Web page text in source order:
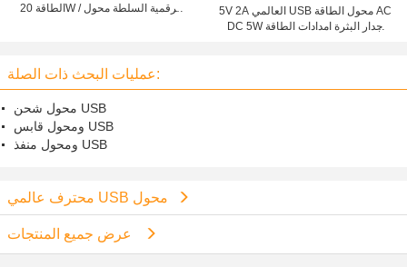
الطاقة 20W / الرقمية السلطة محول
5V 2A العالمي USB محول الطاقة AC
DC 5W جدار البثرة امدادات الطاقة
عمليات البحث ذات الصلة:
محول شحن USB
ومحول قابس USB
ومحول منفذ USB
محترف عالمي USB محول